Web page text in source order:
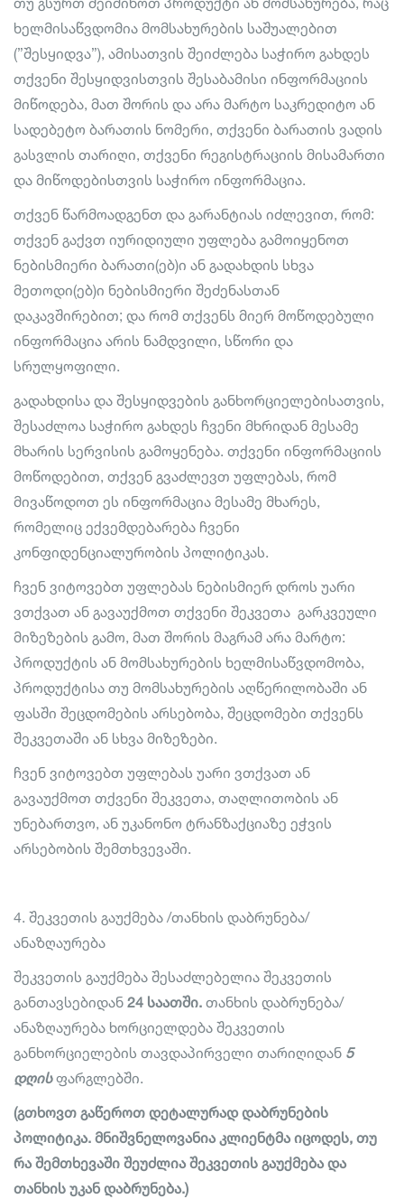
ხელმისაწვდომია მომსახურების საშუალებით
(”შესყიდვა”), ამისათვის შეიძლება საჭირო გახდეს
თქვენი შესყიდვისთვის შესაბამისი ინფორმაციის
მიწოდება, მათ შორის და არა მარტო საკრედიტო ან
სადებეტო ბარათის ნომერი, თქვენი ბარათის ვადის
გასვლის თარიღი, თქვენი რეგისტრაციის მისამართი
და მიწოდებისთვის საჭირო ინფორმაცია.
თქვენ წარმოადგენთ და გარანტიას იძლევით, რომ:
თქვენ გაქვთ იურიდიული უფლება გამოიყენოთ
ნებისმიერი ბარათი(ებ)ი ან გადახდის სხვა
მეთოდი(ებ)ი ნებისმიერი შეძენასთან
დაკავშირებით; და რომ თქვენს მიერ მოწოდებული
ინფორმაცია არის ნამდვილი, სწორი და
სრულყოფილი.
გადახდისა და შესყიდვების განხორციელებისათვის,
შესაძლოა საჭირო გახდეს ჩვენი მხრიდან მესამე
მხარის სერვისის გამოყენება. თქვენი ინფორმაციის
მოწოდებით, თქვენ გვაძლევთ უფლებას, რომ
მივაწოდოთ ეს ინფორმაცია მესამე მხარეს,
რომელიც ექვემდებარება ჩვენი
კონფიდენციალურობის პოლიტიკას.
ჩვენ ვიტოვებთ უფლებას ნებისმიერ დროს უარი
ვთქვათ ან გავაუქმოთ თქვენი შეკვეთა გარკვეული
მიზეზების გამო, მათ შორის მაგრამ არა მარტო:
პროდუქტის ან მომსახურების ხელმისაწვდომობა,
პროდუქტისა თუ მომსახურების აღწერილობაში ან
ფასში შეცდომების არსებობა, შეცდომები თქვენს
შეკვეთაში ან სხვა მიზეზები.
ჩვენ ვიტოვებთ უფლებას უარი ვთქვათ ან
გავაუქმოთ თქვენი შეკვეთა, თაღლითობის ან
უნებართვო, ან უკანონო ტრანზაქციაზე ეჭვის
არსებობის შემთხვევაში.
4. შეკვეთის გაუქმება /თანხის დაბრუნება/
ანაზღაურება
შეკვეთის გაუქმება შესაძლებელია შეკვეთის
განთავსებიდან 24 საათში. თანხის დაბრუნება/
ანაზღაურება ხორციელდება შეკვეთის
განხორციელების თავდაპირველი თარიღიდან 5
დღისფარგლებში.
(გთხოვთ გაწეროთ დეტალურად დაბრუნების
პოლიტიკა. მნიშვნელოვანია კლიენტმა იცოდეს, თუ
რა შემთხევაში შეუძლია შეკვეთის გაუქმება და
თანხის უკან დაბრუნება.)